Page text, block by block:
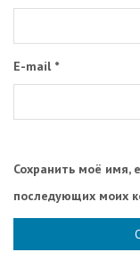
E-mail *
Сохранить моё имя,
последующих моих